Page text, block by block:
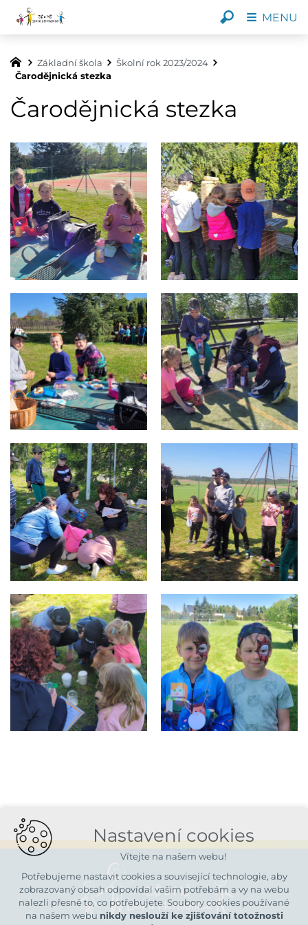
Základní škola
Školní rok 2023/2024
Čarodějnická stezka
Čarodějnická stezka
MENU
Nastavení cookies
Vítejte na našem webu!
Potřebujeme nastavit cookies a související technologie, aby
zobrazovaný obsah odpovídal vašim potřebám a vy na webu
nalezli přesně to, co potřebujete. Soubory cookies používané
na našem webu nikdy neslouží ke zjišťování totožnosti